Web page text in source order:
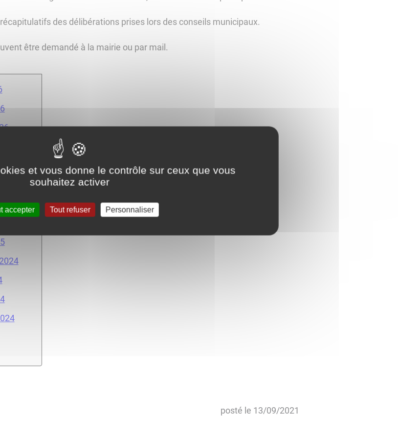
des délibérations prises lors des conseils municipaux.
être demandé à la mairie ou par mail.
2025
posté le 13/09/2021
et vous donne le contrôle sur ceux que vous
souhaitez activer
accepter Tout refuser Personnaliser